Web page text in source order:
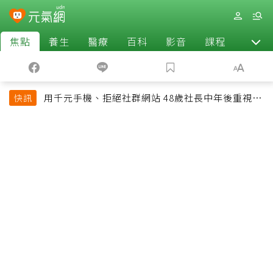
焦點 養生 醫療 百科 影音 課程 退休
快訊
用千元手機、拒絕社群網站 48歲社長中年後重視和